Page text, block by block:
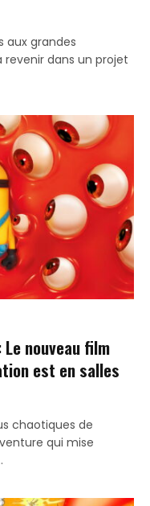
aux grandes
revenir dans un projet
nouveau film
est en salles
chaotiques de
qui mise